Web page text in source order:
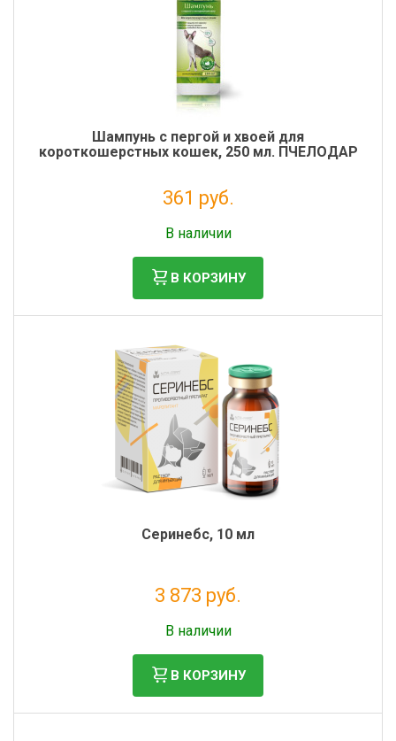
Шампунь с пергой и хвоей для
короткошерстных кошек, 250 мл. ПЧЕЛОДАР
361 руб.
В наличии
В КОРЗИНУ
Серинебс, 10 мл
3 873 руб.
В наличии
В КОРЗИНУ